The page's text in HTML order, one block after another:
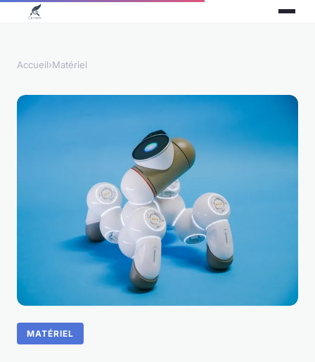
Accueil›Matériel
MATÉRIEL